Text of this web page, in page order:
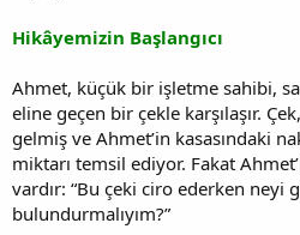
Hikâyemizin Başlangıcı
Ahmet, küçük bir işletme sahibi,
eline geçen bir çekle karşılaşır.
gelmiş ve Ahmet’in kasasındaki
miktarı temsil ediyor. Fakat
vardır: “Bu çeki ciro ederken neyi
bulundurmalıyım?”